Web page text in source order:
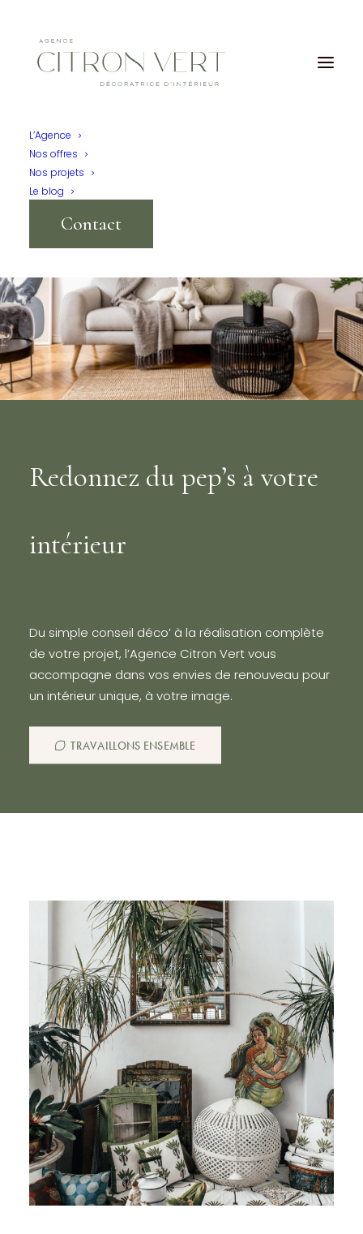
L’Agence
Nos offres
Nos projets
Le blog
Contact
Redonnez du pep’s à votre
intérieur
Du simple conseil déco’ à la réalisation complète
de votre projet, l’Agence Citron Vert vous
accompagne dans vos envies de renouveau pour
un intérieur unique, à votre image.
TRAVAILLONS ENSEMBLE